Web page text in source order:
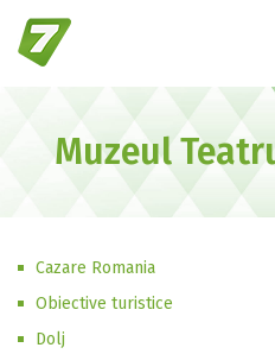
Muzeul
Cazare Romania
Obiective turistice
Dolj